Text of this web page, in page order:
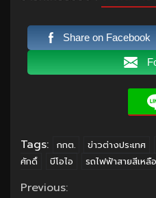
Share on Facebook
Tags: กกต. ข่าวต่างประเทศ
ศักดิ์
บีโอไอ รถไฟฟ้าสายสีเหลื
Previous: